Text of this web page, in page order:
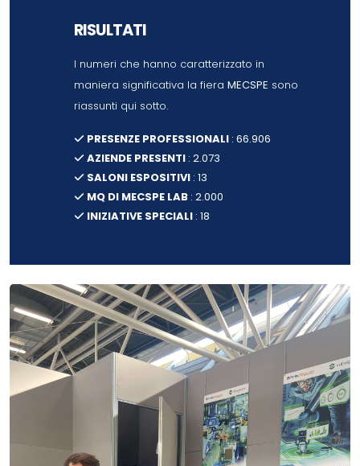
RISULTATI
I numeri che hanno caratterizzato in
maniera significativa la fiera MECSPE sono
riassunti qui sotto.
PRESENZE PROFESSIONALI : 66.906
AZIENDE PRESENTI : 2.073
SALONI ESPOSITIVI : 13
MQ DI MECSPE LAB : 2.000
INIZIATIVE SPECIALI : 18